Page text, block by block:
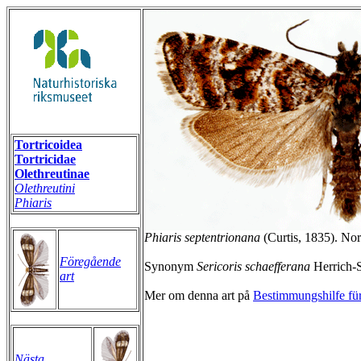
Tortricoidea
Tortricidae
Olethreutinae
Olethreutini
Phiaris
Föregående
art
Phiaris septentrionana (Curtis, 1835).
Synonym Sericoris schaefferana Herrich-
Mer om denna art på Bestimmungshilfe